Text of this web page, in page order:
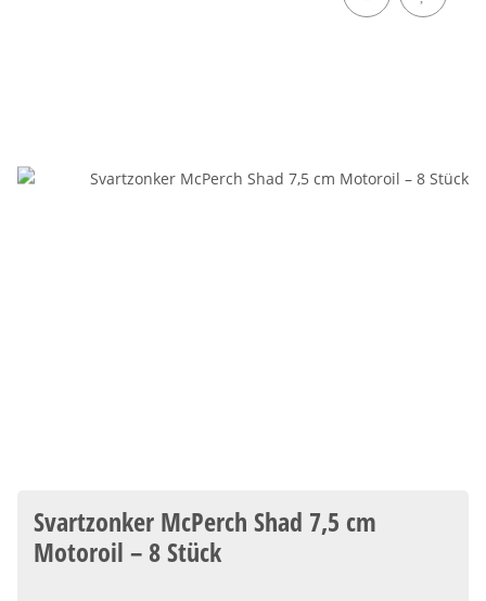
Svartzonker McPerch Shad 7,5 cm
Motoroil – 8 Stück